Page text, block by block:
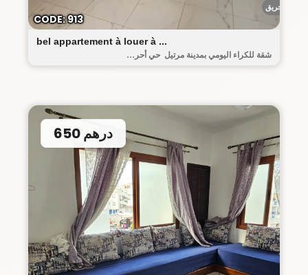
أحريق
bel appartement à louer à ...
شقة للكراء اليومي بمدينة مرتيل حي أحر...
CODE: 913
650 درهم